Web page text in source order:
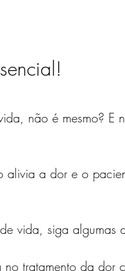
não é mesmo? E
alivia a dor e o
vida, siga algumas
tratamento da dor